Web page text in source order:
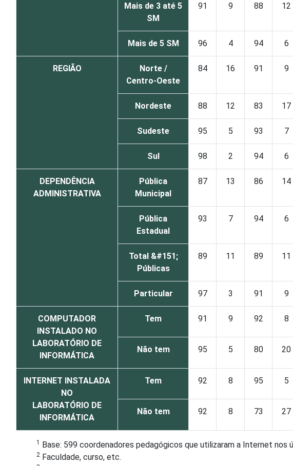
Mais de 3 até 5
SM
91 9 88 12
Mais de 5 SM 96 4 94 6
REGIÃO
Norte /
Centro-Oeste
84 16 91 9
Nordeste 88 12 83 17
Sudeste 95 5 93 7
Sul 98 2 94 6
DEPENDÊNCIA
ADMINISTRATIVA
Pública
Municipal
87 13 86 14
Pública
Estadual
93 7 94 6
Total &#151;
Públicas
89 11 89 11
Particular 97 3 91 9
COMPUTADOR
INSTALADO NO
LABORATÓRIO DE
INFORMÁTICA
Tem 91 9 92 8
Não tem 95 5 80 20
INTERNET INSTALADA
NO
LABORATÓRIO DE
INFORMÁTICA
Tem 92 8 95 5
Não tem 92 8 73 27
1 Base: 599 coordenadores pedagógicos que utilizaram a Internet
2 Faculdade, curso, etc.